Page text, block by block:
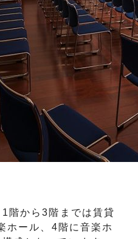
階から3階までは賃貸
ホール、4階に音楽ホ